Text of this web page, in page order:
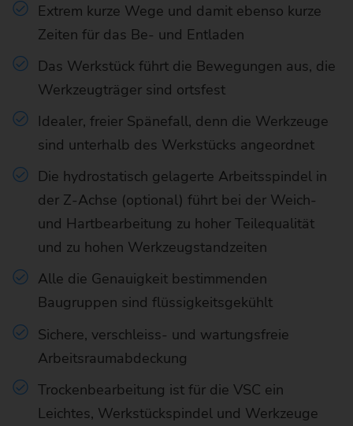
Extrem kurze Wege und damit ebenso kurze
Zeiten für das Be- und Entladen
Das Werkstück führt die Bewegungen aus, die
Werkzeugträger sind ortsfest
Idealer, freier Spänefall, denn die Werkzeuge
sind unterhalb des Werkstücks angeordnet
Die hydrostatisch gelagerte Arbeitsspindel in
der Z-Achse (optional) führt bei der Weich-
und Hartbearbeitung zu hoher Teilequalität
und zu hohen Werkzeugstandzeiten
Alle die Genauigkeit bestimmenden
Baugruppen sind flüssigkeitsgekühlt
Sichere, verschleiss- und wartungsfreie
Arbeitsraumabdeckung
Trockenbearbeitung ist für die VSC ein
Leichtes, Werkstückspindel und Werkzeuge